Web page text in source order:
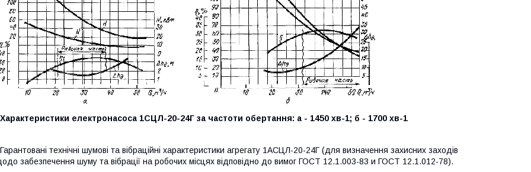
Характеристики електронасоса 1СЦЛ-20-24Г за частоти обертання: а - 1450 хв-1; б - 1700 хв-1
Гарантовані технічні шумові та вібраційні характеристики агрегату 1АСЦЛ-20-24Г (для визначення захисних заходів
забезпечення шуму та вібрації на робочих місцях відповідно до вимог ГОСТ 12.1.003-83 и ГОСТ 12.1.012-78).